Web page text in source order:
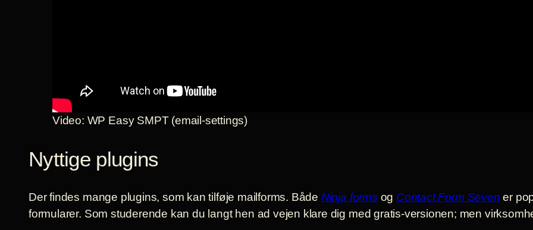
Video: WP Easy SMPT (email-settings)
Nyttige plugins
Der findes mange plugins, som kan tilføje mailforms. Både Ninja forms og Contact Form Seven er
formularer. Som studerende kan du langt hen ad vejen klare dig med gratis-versionen; men